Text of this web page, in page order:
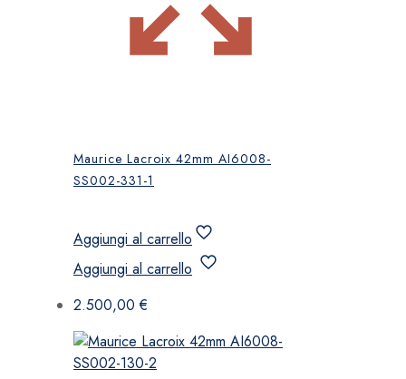
Maurice Lacroix 42mm AI6008-
SS002-331-1
Aggiungi al carrello
Aggiungi al carrello
2.500,00€